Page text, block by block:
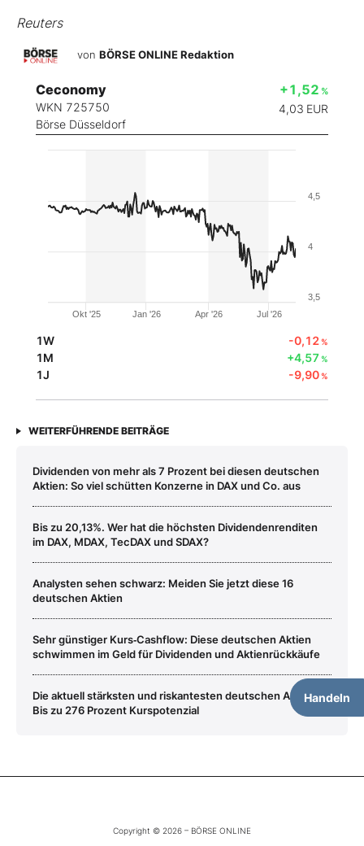
Reuters
von BÖRSE ONLINE Redaktion
Ceconomy
WKN 725750
Börse Düsseldorf
+1,52 %
4,03 EUR
Handeln
Okt '25 Jan '26 Apr '26 Jul '26
3,5
4
4,5
1W -0,12%
1M +4,57 %
1J -9,90%
WEITERFÜHRENDE BEITRÄGE
Dividenden von mehr als 7 Prozent bei diesen deutschen
Aktien: So viel schütten Konzerne in DAX und Co. aus
Bis zu 20,13%. Wer hat die höchsten Dividendenrenditen
im DAX, MDAX, TecDAX und SDAX?
Analysten sehen schwarz: Meiden Sie jetzt diese 16
deutschen Aktien
Sehr günstiger Kurs‑Cashflow: Diese deutschen Aktien
schwimmen im Geld für Dividenden und Aktienrückkäufe
Die aktuell stärksten und riskantesten deutschen Aktien:
Bis zu 276 Prozent Kurspotenzial
Copyright © 2026 – BÖRSE ONLINE